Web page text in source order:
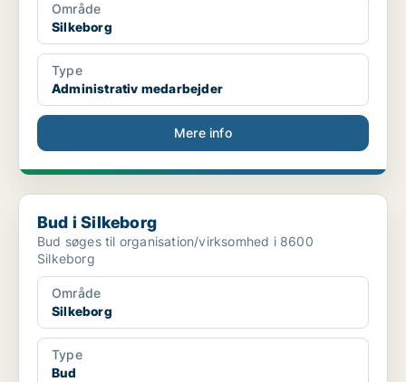
Område
Silkeborg
Type
Administrativ medarbejder
Mere info
Bud i Silkeborg
Bud i Silkeborg
Bud søges til organisation/virksomhed i 8600
Silkeborg
Område
Silkeborg
Type
Bud